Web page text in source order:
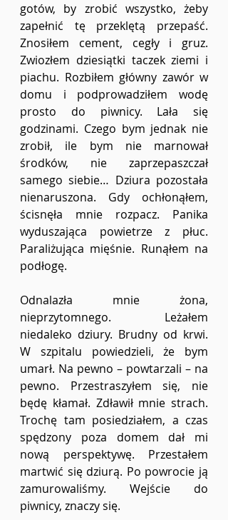
gotów, by zrobić wszystko, żeby
zapełnić tę przeklętą przepaść.
Znosiłem cement, cegły i gruz.
Zwiozłem dziesiątki taczek ziemi i
piachu. Rozbiłem główny zawór w
domu i podprowadziłem wodę
prosto do piwnicy. Lała się
godzinami. Czego bym jednak nie
zrobił, ile bym nie marnował
środków, nie zaprzepaszczał
samego siebie… Dziura pozostała
nienaruszona. Gdy ochłonąłem,
ścisnęła mnie rozpacz. Panika
wyduszająca powietrze z płuc.
Paraliżująca mięśnie. Runąłem na
podłogę.
Odnalazła mnie żona,
nieprzytomnego. Leżałem
niedaleko dziury. Brudny od krwi.
W szpitalu powiedzieli, że bym
umarł. Na pewno – powtarzali – na
pewno. Przestraszyłem się, nie
będę kłamał. Zdławił mnie strach.
Trochę tam posiedziałem, a czas
spędzony poza domem dał mi
nową perspektywę. Przestałem
martwić się dziurą. Po powrocie ją
zamurowaliśmy. Wejście do
piwnicy, znaczy się.